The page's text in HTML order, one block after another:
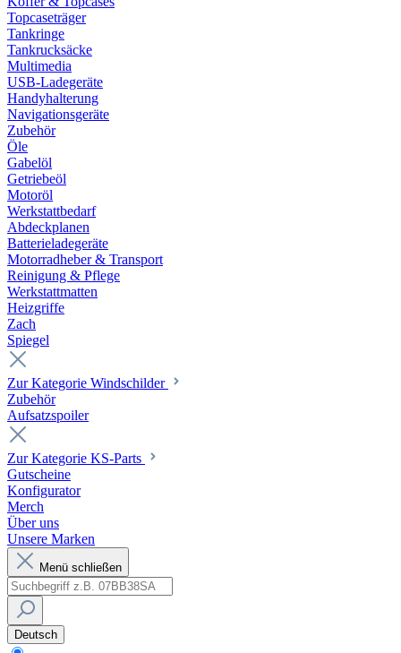
Topcaseträger
Tankringe
Tankrucksäcke
Multimedia
USB-Ladegeräte
Handyhalterung
Navigationsgeräte
Zubehör
Öle
Gabelöl
Getriebeöl
Motoröl
Werkstattbedarf
Abdeckplanen
Batterieladegeräte
Motorradheber & Transport
Reinigung & Pflege
Werkstattmatten
Heizgriffe
Zach
Spiegel
Zur Kategorie Windschilder
Zubehör
Aufsatzspoiler
Zur Kategorie KS-Parts
Gutscheine
Konfigurator
Merch
Über uns
Unsere Marken
Menü schließen
Deutsch